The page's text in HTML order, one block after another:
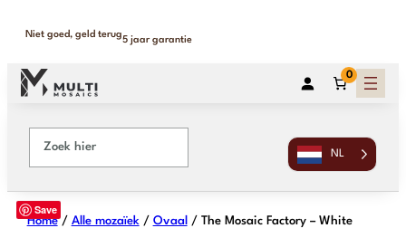
Binnen 1-2 werkdagen geleverd
365 dagen retour
0
NL
Save
Home/ Alle mozaïek/ Ovaal
/ The Mosaic Factory – White